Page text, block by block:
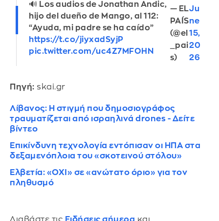
🔊 Los audios de Jonathan Andic,
hijo del dueño de Mango, al 112:
“Ayuda, mi padre se ha caído”
https://t.co/jiyxadSyjP
pic.twitter.com/uc4Z7MFOHN
— EL
PAÍS
(@el
_pai
s)
Ju
ne
15,
20
26
Πηγή: skai.gr
Λίβανος: Η στιγμή που δημοσιογράφος
τραυματίζεται από ισραηλινά drones - Δείτε
βίντεο
Επικίνδυνη τεχνολογία εντόπισαν οι ΗΠΑ στα
δεξαμενόπλοια του «σκοτεινού στόλου»
Ελβετία: «ΟΧΙ» σε «ανώτατο όριο» για τον
πληθυσμό